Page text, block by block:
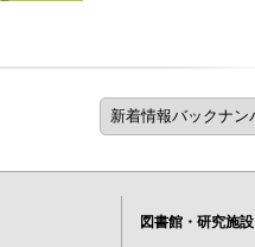
図書館・研究施設